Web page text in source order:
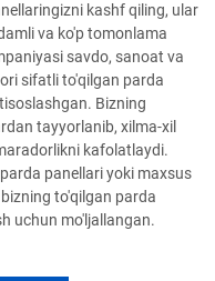
kashf qiling, ular
va ko'p tomonlama
savdo, sanoat va
sifatli to'qilgan parda
Bizning
tayyorlanib, xilma-xil
kafolatlaydi.
panellari yoki maxsus
to'qilgan parda
uchun mo'ljallangan.